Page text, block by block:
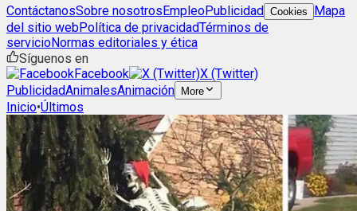
ContáctanosSobre nosotrosEmpleoPublicidad Cookies
Mapa
del sitio webPolítica de privacidadTérminos de
servicioNormas editoriales y ética
Síguenos en
Facebook
X (Twitter)
PublicidadAnimalesAnimación More
Inicio•Últimos